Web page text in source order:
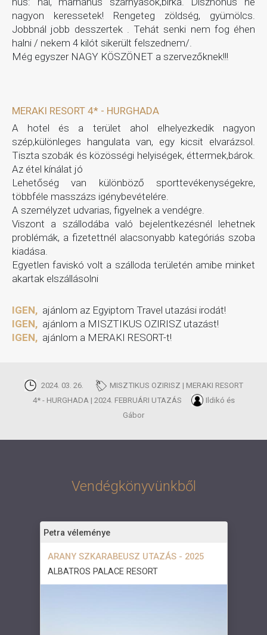
nagyon keressetek! Rengeteg zöldség, gyümölcs.
Jobbnál jobb desszertek . Tehát senki nem fog éhen
halni / nekem 4 kilót sikerült felszednem/.
Még egyszer NAGY KÖSZÖNET a szervezőknek!!!
MERAKI RESORT 4* - HURGHADA
A hotel és a terület ahol elhelyezkedik nagyon
szép,különleges hangulata van, egy kicsit elvarázsol.
Tiszta szobák és közösségi helyiségek, éttermek,bárok.
Az étel kínálat jó
Lehetőség van különböző sporttevékenységekre,
többféle masszázs igénybevételére.
A személyzet udvarias, figyelnek a vendégre.
Viszont a szállodába való bejelentkezésnél lehetnek
problémák, a fizetettnél alacsonyabb kategóriás szoba
kiadása.
Egyetlen faviskó volt a szálloda területén amibe minket
akartak elszállásolni
IGEN, ajánlom az Egyiptom Travel utazási irodát!
IGEN, ajánlom a MISZTIKUS OZIRISZ utazást!
IGEN, ajánlom a MERAKI RESORT-t!
2024. 03. 26.
MISZTIKUS OZIRISZ | MERAKI RESORT
4* - HURGHADA | 2024. FEBRUÁRI UTAZÁS
Ildikó és
Gábor
Vendégkönyvünkből
Petra véleménye
ARANY SZKARABEUSZ UTAZÁS - 2025
ALBATROS PALACE RESORT